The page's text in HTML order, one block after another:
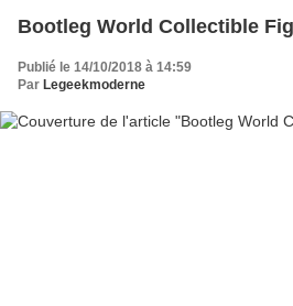
Bootleg World Collectible
Publié le 14/10/2018 à 14:59
Par Legeekmoderne